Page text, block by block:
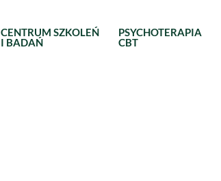
CENTRUM SZKOLEŃ
I BADAŃ
PSYCHOTERAPIA
CBT